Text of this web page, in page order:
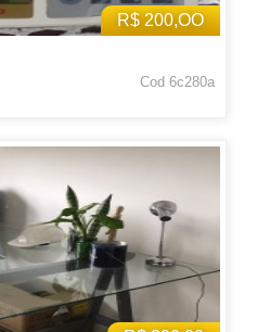
R$ 200,OO
Cod 6c280a